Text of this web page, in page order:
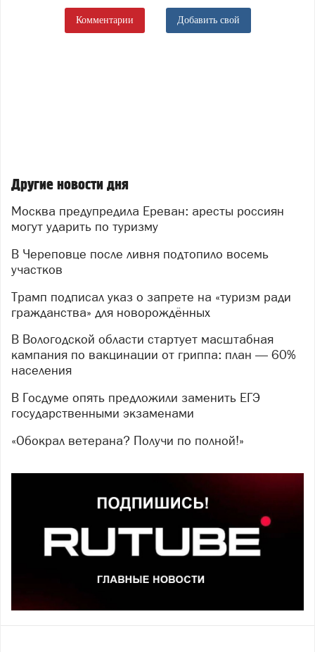
Комментарии Добавить свой
Другие новости дня
Москва предупредила Ереван: аресты россиян
могут ударить по туризму
В Череповце после ливня подтопило восемь
участков
Трамп подписал указ о запрете на «туризм ради
гражданства» для новорождённых
В Вологодской области стартует масштабная
кампания по вакцинации от гриппа: план — 60%
населения
В Госдуме опять предложили заменить ЕГЭ
государственными экзаменами
«Обокрал ветерана? Получи по полной!»